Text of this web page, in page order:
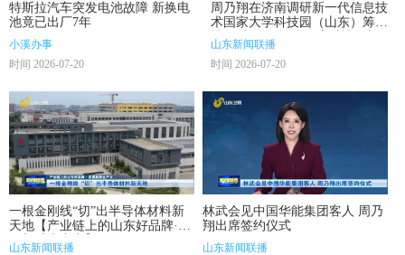
特斯拉汽车突发电池故障 新换电
池竟已出厂7年
小溪办事
时间 2026-07-20
周乃翔在济南调研新一代信息技
术国家大学科技园（山东）筹建
情况时强调 打造一流科技创新平
台 更好助力教育强省科技强省建
设
山东新闻联播
时间 2026-07-20
一根金刚线“切”出半导体材料新
天地【产业链上的山东好品牌·发
展新质生产力】
山东新闻联播
林武会见中国华能集团客人 周乃
翔出席签约仪式
山东新闻联播